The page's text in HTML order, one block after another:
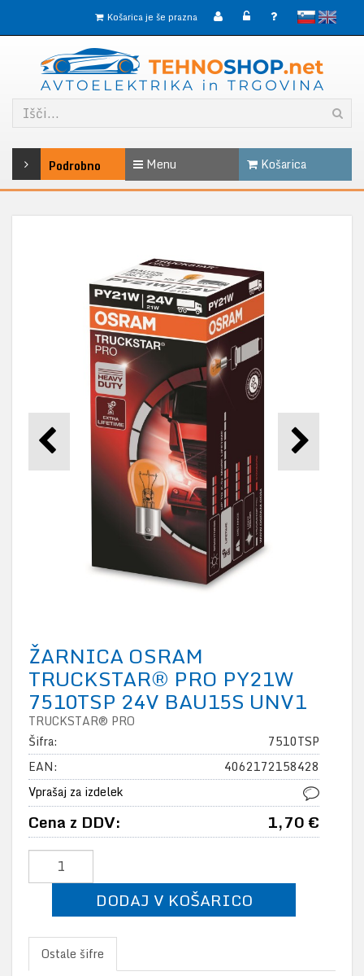
slovenskoEnglish
Košarica je še prazna
Podrobno Menu Košarica
ŽARNICA OSRAM
TRUCKSTAR® PRO PY21W
7510TSP 24V BAU15S UNV1
TRUCKSTAR® PRO
Šifra:
7510TSP
EAN:
4062172158428
Vprašaj za izdelek
Cena z DDV: 1,70 €
DODAJ V KOŠARICO
Ostale šifre